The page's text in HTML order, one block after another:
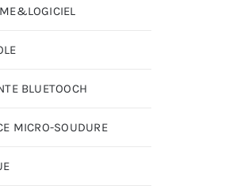
BLUETOOCH
MICRO-SOUDURE